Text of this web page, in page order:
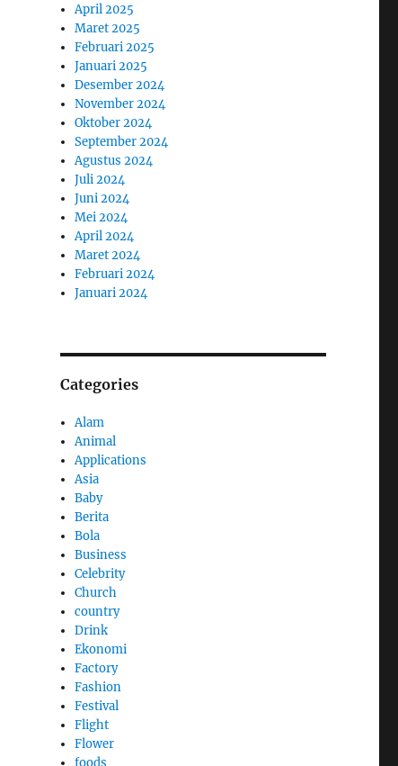
April 2025
Maret 2025
Februari 2025
Januari 2025
Desember 2024
November 2024
Oktober 2024
September 2024
Agustus 2024
Juli 2024
Juni 2024
Mei 2024
April 2024
Maret 2024
Februari 2024
Januari 2024
Categories
Alam
Animal
Applications
Asia
Baby
Berita
Bola
Business
Celebrity
Church
country
Drink
Ekonomi
Factory
Fashion
Festival
Flight
Flower
foods